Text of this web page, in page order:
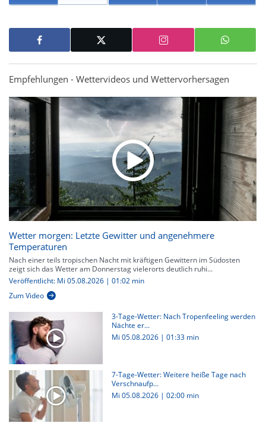
Empfehlungen - Wettervideos und Wettervorhersagen
Wetter morgen: Letzte Gewitter und angenehmere
Temperaturen
Nach einer teils tropischen Nacht mit kräftigen Gewittern im Südosten
zeigt sich das Wetter am Donnerstag vielerorts deutlich ruhi...
Veröffentlicht: Mi 05.08.2026 | 01:02 min
Zum Video
3-Tage-Wetter: Nach Tropenfeeling werden
Nächte er...
Mi 05.08.2026 | 01:33 min
7-Tage-Wetter: Weitere heiße Tage nach
Verschnaufp...
Mi 05.08.2026 | 02:00 min